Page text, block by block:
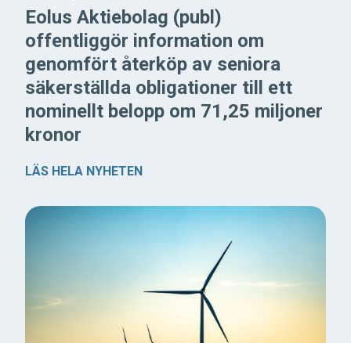
Eolus Aktiebolag (publ)
offentliggör information om
genomfört återköp av seniora
säkerställda obligationer till ett
nominellt belopp om 71,25 miljoner
kronor
LÄS HELA NYHETEN